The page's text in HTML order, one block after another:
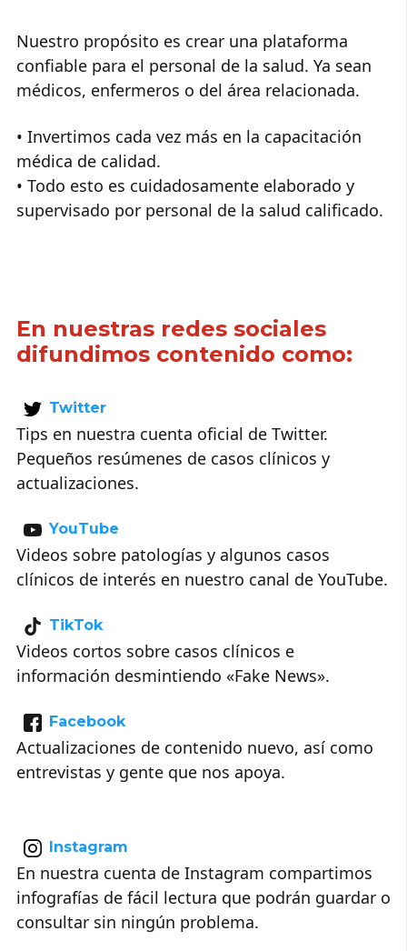
Nuestro propósito es crear una plataforma
confiable para el personal de la salud. Ya sean
médicos, enfermeros o del área relacionada.
• Invertimos cada vez más en la capacitación
médica de calidad.
• Todo esto es cuidadosamente elaborado y
supervisado por personal de la salud calificado.
En nuestras redes sociales
difundimos contenido como:
Twitter
Tips en nuestra cuenta oficial de Twitter.
Pequeños resúmenes de casos clínicos y
actualizaciones.
YouTube
Videos sobre patologías y algunos casos
clínicos de interés en nuestro canal de YouTube.
TikTok
Videos cortos sobre casos clínicos e
información desmintiendo «Fake News».
Facebook
Actualizaciones de contenido nuevo, así como
entrevistas y gente que nos apoya.
Instagram
En nuestra cuenta de Instagram compartimos
infografías de fácil lectura que podrán guardar o
consultar sin ningún problema.